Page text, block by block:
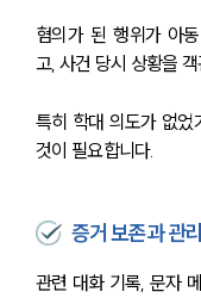
혐의가 된 행위가 아
고, 사건 당시 상황을
특히 학대 의도가 없었
것이 필요합니다.
증거 보존과 관리
관련 대화 기록, 문자